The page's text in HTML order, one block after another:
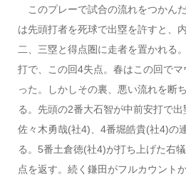
このプレーで試合の流れをつかん
は先頭打者を死球で出塁を許すと、
二、三塁と得点圏に走者を置かれる
打で、この回4失点。春はこの回で
った。しかしその裏、悪い流れを断
る。先頭の2番大石智が中前安打で
佐々木勇哉(社4)、4番堀皓貴(社4)の
る。5番土倉徳(社4)が打ち上げた右
点を返す。続く鎌田がフルカウント